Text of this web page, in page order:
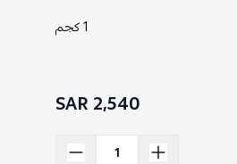
1 كجم
2,540 SAR